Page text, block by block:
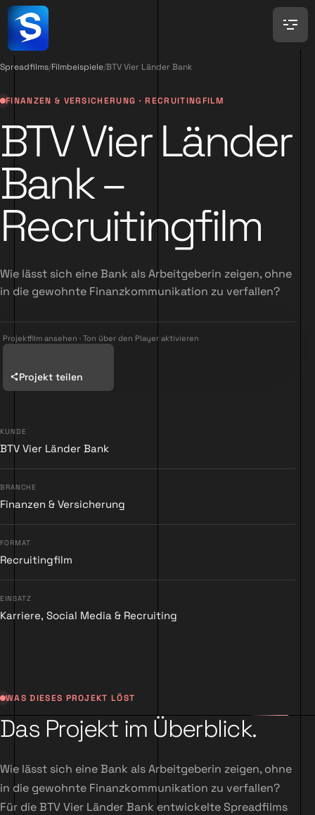
Spreadfilms/Filmbeispiele/BTV Vier Länder Bank
FINANZEN & VERSICHERUNG · RECRUITINGFILM
BTV Vier Länder
Bank –
Recruitingfilm
Wie lässt sich eine Bank als Arbeitgeberin zeigen, ohne
in die gewohnte Finanzkommunikation zu verfallen?
Projektfilm ansehen · Ton über den Player aktivieren
Projekt teilen
KUNDE
BTV Vier Länder Bank
BRANCHE
Finanzen & Versicherung
FORMAT
Recruitingfilm
EINSATZ
Karriere, Social Media & Recruiting
WAS DIESES PROJEKT LÖST
Das Projekt im Überblick.
Wie lässt sich eine Bank als Arbeitgeberin zeigen, ohne
in die gewohnte Finanzkommunikation zu verfallen?
Für die BTV Vier Länder Bank entwickelte Spreadfilms